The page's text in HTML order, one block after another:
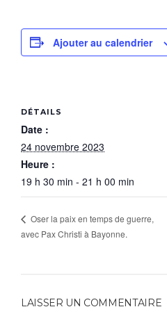
Ajouter au calendrier
DÉTAILS
Date :
24 novembre 2023
Heure :
19 h 30 min - 21 h 00 min
Oser la paix en temps de guerre,
avec Pax Christi à Bayonne.
LAISSER UN COMMENTAIRE